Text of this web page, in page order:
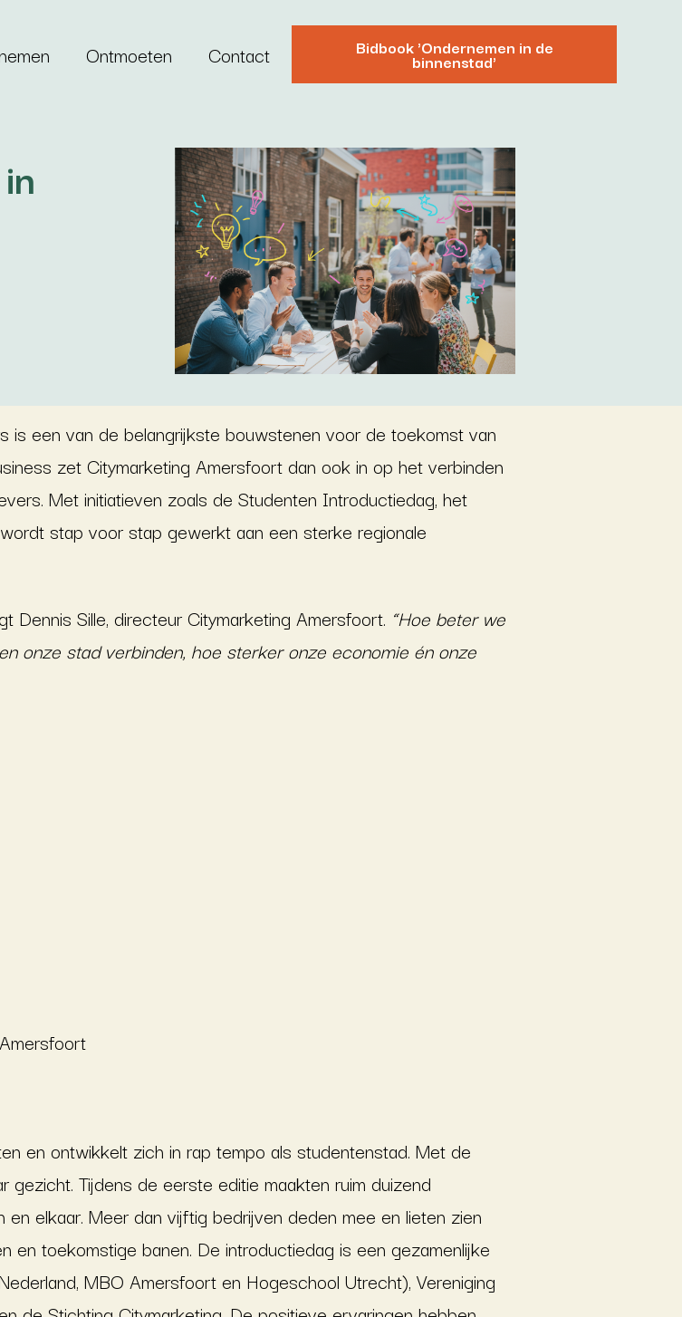
Ontmoeten Contact Bidbook 'Ondernemen in de
binnenstad'
is een van de belangrijkste bouwstenen voor de toekomst van
zet Citymarketing Amersfoort dan ook in op het verbinden
Met initiatieven zoals de Studenten Introductiedag, het
stap voor stap gewerkt aan een sterke regionale
Dennis Sille, directeur Citymarketing Amersfoort. “Hoe beter we
onze stad verbinden, hoe sterker onze economie én onze
en ontwikkelt zich in rap tempo als studentenstad. Met de
Tijdens de eerste editie maakten ruim duizend
elkaar. Meer dan vijftig bedrijven deden mee en lieten zien
en toekomstige banen. De introductiedag is een gezamenlijke
MBO Amersfoort en Hogeschool Utrecht), Vereniging